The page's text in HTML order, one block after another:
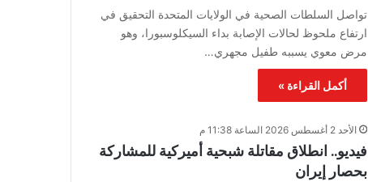
تواصل السلطات الصحية في الولايات المتحدة التحقيق في
ارتفاع ملحوظ لحالات الإصابة بداء السيكلوسبورا، وهو
مرض معوي يسببه طفيل مجهري…
أكمل القراءة »
الأحد 2 أغسطس 2026 الساعة 11:38 م
فيديو.. انطلاق مقاتلة شبحية أميركية للمشاركة
بحصار إيران